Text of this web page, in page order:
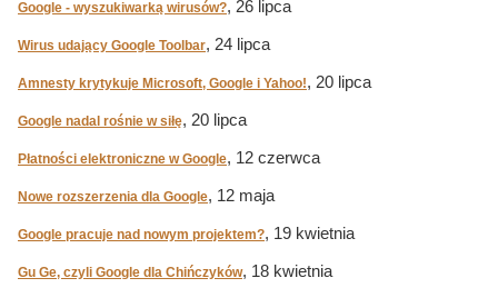
Google - wyszukiwarką wirusów?, 26 lipca
Wirus udający Google Toolbar, 24 lipca
Amnesty krytykuje Microsoft, Google i Yahoo!, 20 lipca
Google nadal rośnie w siłę, 20 lipca
Płatności elektroniczne w Google, 12 czerwca
Nowe rozszerzenia dla Google, 12 maja
Google pracuje nad nowym projektem?, 19 kwietnia
Gu Ge, czyli Google dla Chińczyków, 18 kwietnia